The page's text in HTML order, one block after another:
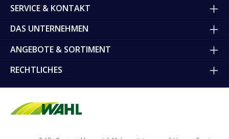
SERVICE & KONTAKT
DAS UNTERNEHMEN
ANGEBOTE & SORTIMENT
RECHTLICHES